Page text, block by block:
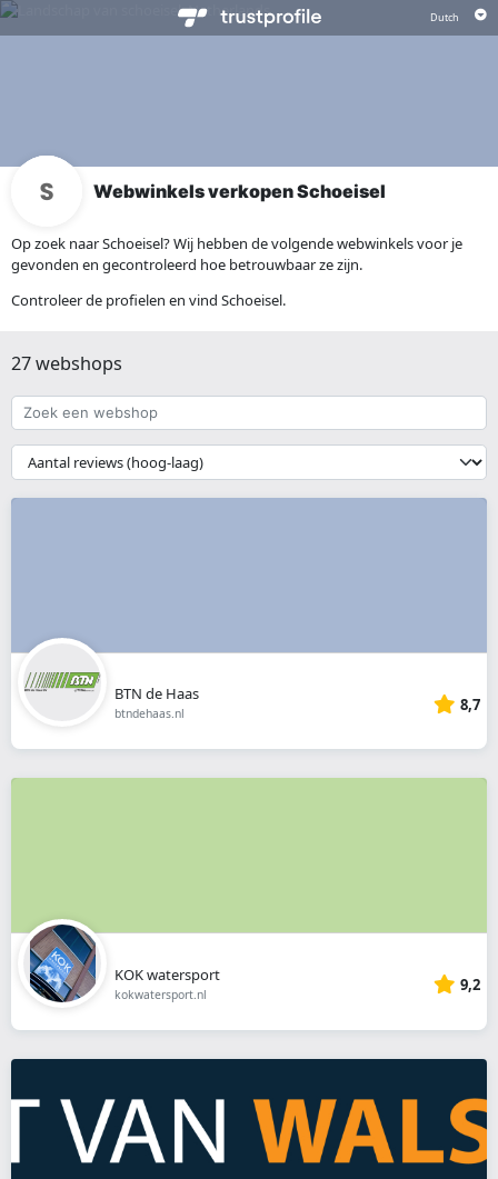
Webwinkels verkopen Schoeisel
Op zoek naar Schoeisel? Wij hebben de volgende webwinkels voor je
gevonden en gecontroleerd hoe betrouwbaar ze zijn.
Controleer de profielen en vind Schoeisel.
27 webshops
Zoek
een
webshop
{{
__('Sort')
}}
BTN de Haas
btndehaas.nl 8,7
KOK watersport
kokwatersport.nl 9,2